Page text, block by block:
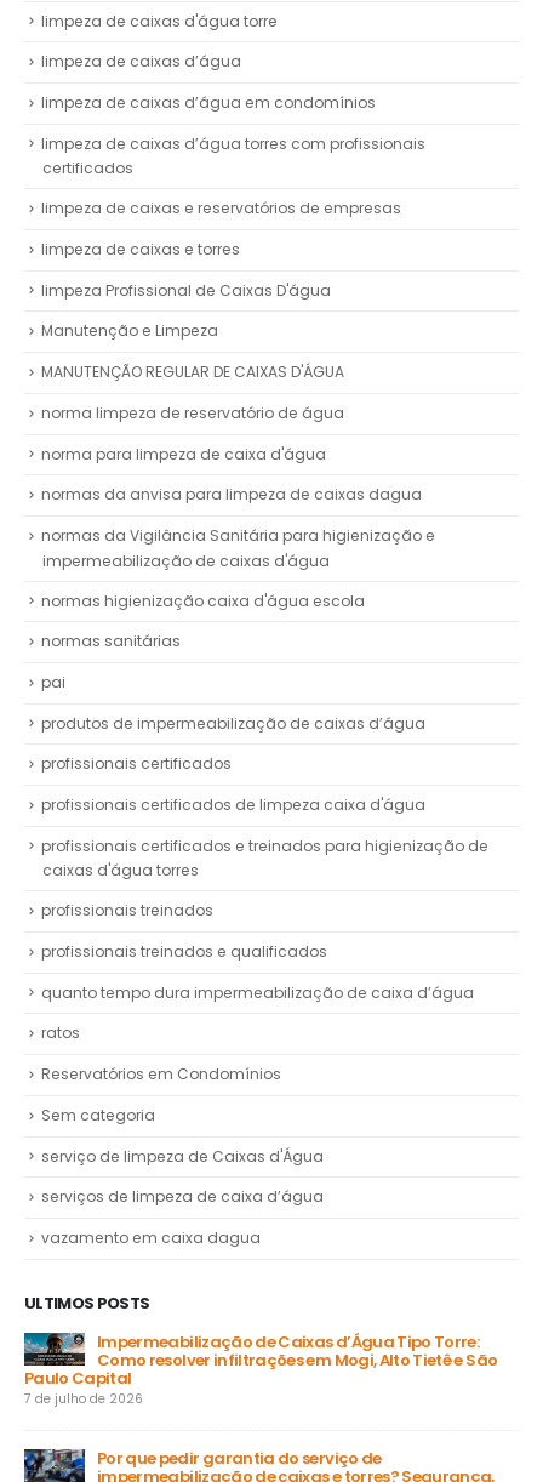
limpeza de caixas d'água torre
limpeza de caixas d’água
limpeza de caixas d’água em condomínios
limpeza de caixas d’água torres com profissionais
certificados
limpeza de caixas e reservatórios de empresas
limpeza de caixas e torres
limpeza Profissional de Caixas D'água
Manutenção e Limpeza
MANUTENÇÃO REGULAR DE CAIXAS D'ÁGUA
norma limpeza de reservatório de água
norma para limpeza de caixa d'água
normas da anvisa para limpeza de caixas dagua
normas da Vigilância Sanitária para higienização e
impermeabilização de caixas d'água
normas higienização caixa d'água escola
normas sanitárias
pai
produtos de impermeabilização de caixas d’água
profissionais certificados
profissionais certificados de limpeza caixa d'água
profissionais certificados e treinados para higienização de
caixas d'água torres
profissionais treinados
profissionais treinados e qualificados
quanto tempo dura impermeabilização de caixa d’água
ratos
Reservatórios em Condomínios
Sem categoria
serviço de limpeza de Caixas d'Água
serviços de limpeza de caixa d’água
vazamento em caixa dagua
ULTIMOS POSTS
Impermeabilização de Caixas d’Água Tipo Torre:
Como resolver infiltrações em Mogi, Alto Tietê e São
Paulo Capital
7 de julho de 2026
Por que pedir garantia do serviço de
impermeabilização de caixas e torres? Segurança,